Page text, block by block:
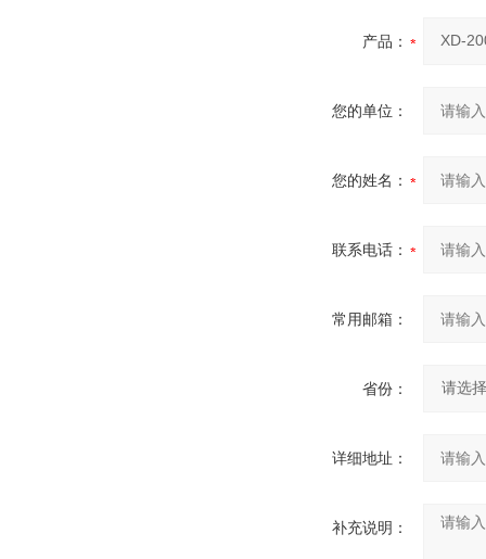
产品：
您的单位：
您的姓名：
联系电话：
常用邮箱：
省份：
详细地址：
补充说明：